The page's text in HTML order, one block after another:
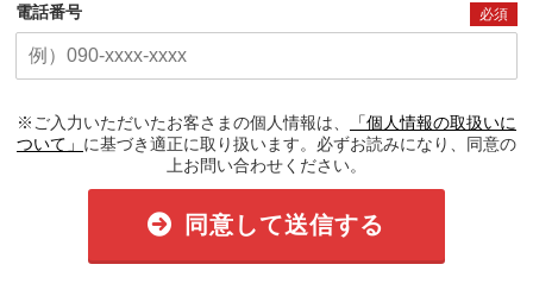
電話番号 必須
※ご入力いただいたお客さまの個人情報は、
「個人情報の取扱いに
ついて」 に基づき適正に取り扱います。必ずお読みになり、同意の
上お問い合わせください。
同意して送信する